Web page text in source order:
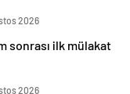
2026
sonrası ilk mülakat
2026